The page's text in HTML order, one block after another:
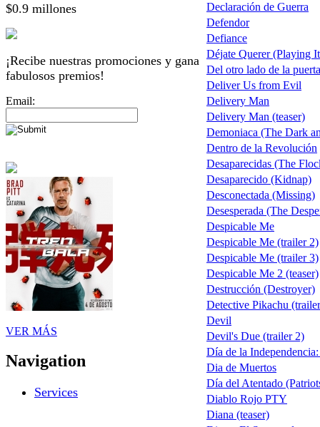
$0.9 millones
¡Recibe nuestras promociones y gana
fabulosos premios!
Email:
VER MÁS
Navigation
Services
Declaración de Guerra
Defendor
Defiance
Déjate Querer (Playing
Del otro lado de la puerta
Deliver Us from Evil
Delivery Man
Delivery Man (teaser)
Demoniaca (The Dark
Dentro de la Revolución
Desaparecidas (The
Desaparecido (Kidnap)
Desconectada (Missing)
Desesperada (The
Despicable Me
Despicable Me (trailer 2)
Despicable Me (trailer 3)
Despicable Me 2 (teaser)
Destrucción (Destroyer)
Detective Pikachu
Devil
Devil's Due (trailer 2)
Día de la
Dia de Muertos
Día del Atentado
Diablo Rojo PTY
Diana (teaser)